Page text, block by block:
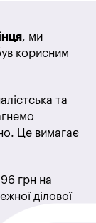
, ми
корисним
та
Це вимагає
грн на
ділової